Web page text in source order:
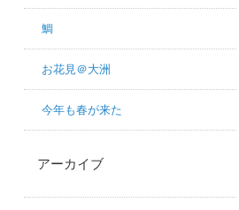
鯛
お花見＠大洲
今年も春が来た
アーカイブ